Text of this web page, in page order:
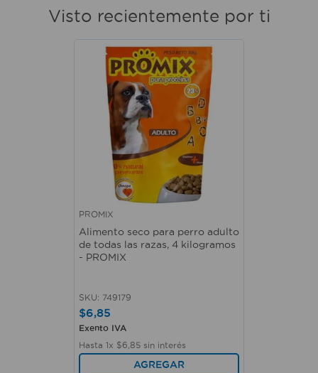
Visto recientemente por ti
PROMIX
Alimento seco para perro adulto
de todas las razas, 4 kilogramos
- PROMIX
SKU: 749179
$6,85
Exento IVA
Hasta 1x $6 85 sin interés
AGREGAR